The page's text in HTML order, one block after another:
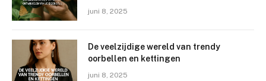
juni 8, 2025
De veelzijdige wereld van trendy
oorbellen en kettingen
juni 8, 2025